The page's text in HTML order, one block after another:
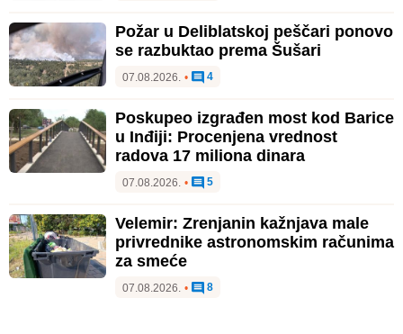
Požar u Deliblatskoj peščari ponovo
se razbuktao prema Šušari
07.08.2026. • 4
Poskupeo izgrađen most kod Barice
u Inđiji: Procenjena vrednost
radova 17 miliona dinara
07.08.2026. • 5
Velemir: Zrenjanin kažnjava male
privrednike astronomskim računima
za smeće
07.08.2026. • 8